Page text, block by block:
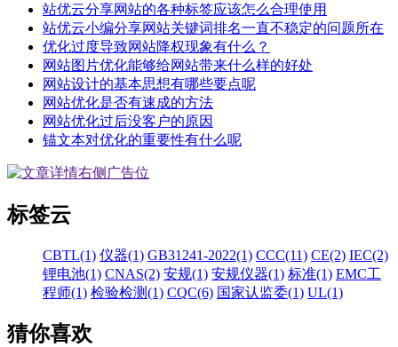
站优云分享网站的各种标签应该怎么合理使用
站优云小编分享网站关键词排名一直不稳定的问题所在
优化过度导致网站降权现象有什么？
网站图片优化能够给网站带来什么样的好处
网站设计的基本思想有哪些要点呢
网站优化是否有速成的方法
网站优化过后没客户的原因
锚文本对优化的重要性有什么呢
标签云
CBTL(1) 仪器(1) GB31241-2022(1) CCC(11) CE(2) IEC(2)
锂电池(1) CNAS(2) 安规(1) 安规仪器(1) 标准(1) EMC工
程师(1) 检验检测(1) CQC(6) 国家认监委(1) UL(1)
猜你喜欢